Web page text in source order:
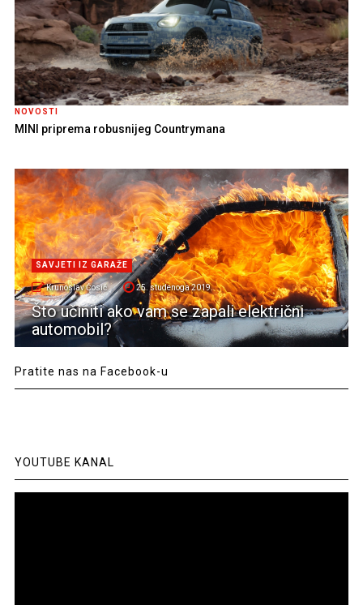
NOVOSTI
MINI priprema robusnijeg Countrymana
SAVJETI IZ GARAŽE
Krunoslav Ćosić 25. studenoga 2019.
Što učiniti ako vam se zapali električni
automobil?
Pratite nas na Facebook-u
YOUTUBE KANAL